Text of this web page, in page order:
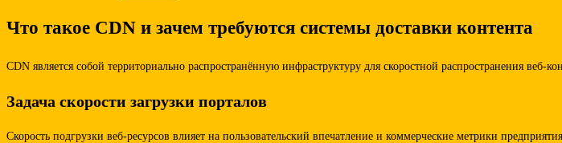
Что такое CDN и зачем требуются системы доставки контента
CDN является собой территориально распространённую инфраструктуру для скоростной распространения
Задача скорости загрузки порталов
Скорость подгрузки веб-ресурсов влияет на пользовательский впечатление и коммерческие метрики